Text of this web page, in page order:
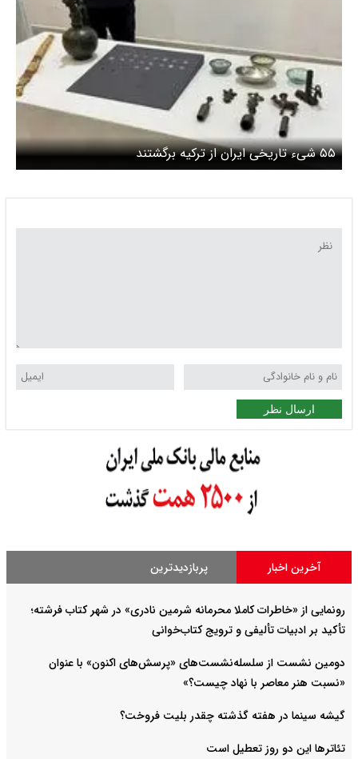
۵۵ شیء تاریخی ایران از ترکیه برگشتند
ارسال نظر
آخرین اخبار پربازدیدترین
رونمایی از «خاطرات کاملا محرمانه شرمین نادری» در شهر کتاب فرشته؛
تأکید بر ادبیات تألیفی و ترویج کتاب‌خوانی
دومین نشست از سلسله‌نشست‌های «پرسش‌های اکنون» با عنوان
«نسبت هنر معاصر با نهاد چیست؟»
گیشه سینما در هفته گذشته چقدر بلیت فروخت؟
تئاترها این دو روز تعطیل است